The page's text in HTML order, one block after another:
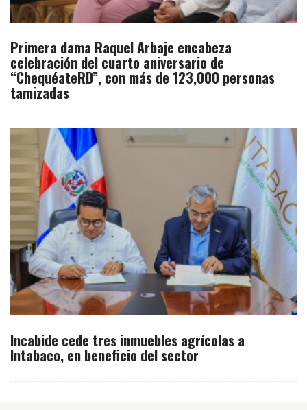
Primera dama Raquel Arbaje encabeza
celebración del cuarto aniversario de
“ChequéateRD”, con más de 123,000 personas
tamizadas
Incabide cede tres inmuebles agrícolas a
Intabaco, en beneficio del sector